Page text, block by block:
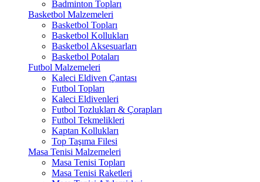
Badminton Topları
Basketbol Malzemeleri
Basketbol Topları
Basketbol Kollukları
Basketbol Aksesuarları
Basketbol Potaları
Futbol Malzemeleri
Kaleci Eldiven Çantası
Futbol Topları
Kaleci Eldivenleri
Futbol Tozlukları & Çorapları
Futbol Tekmelikleri
Kaptan Kollukları
Top Taşıma Filesi
Masa Tenisi Malzemeleri
Masa Tenisi Topları
Masa Tenisi Raketleri